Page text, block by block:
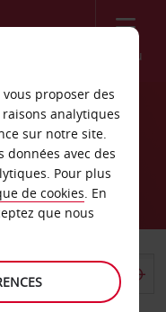
Menu
Berlin
proposer des
analytiques
sur notre site.
données avec des
Pour plus
de cookies. En
que nous